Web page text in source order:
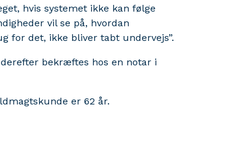
hvis systemet ikke kan følge
vil se på, hvordan
for det, ikke bliver tabt undervejs”.
bekræftes hos en notar i
er 62 år.